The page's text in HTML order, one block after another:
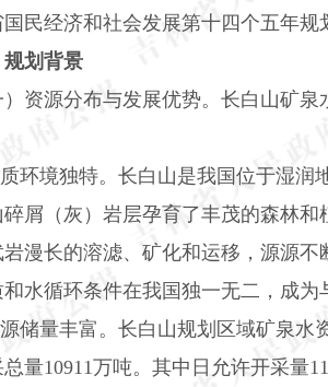
国民经济和社会发展第十四个五年规
规划背景
）资源分布与发展优势。长白山矿
环境独特。长白山是我国位于湿润
屑（灰）岩层孕育了丰茂的森林
漫长的溶滤、矿化和运移，源源
水循环条件在我国独一无二，成为
储量丰富。长白山规划区域矿泉水
总量10911万吨。其中日允许开采量